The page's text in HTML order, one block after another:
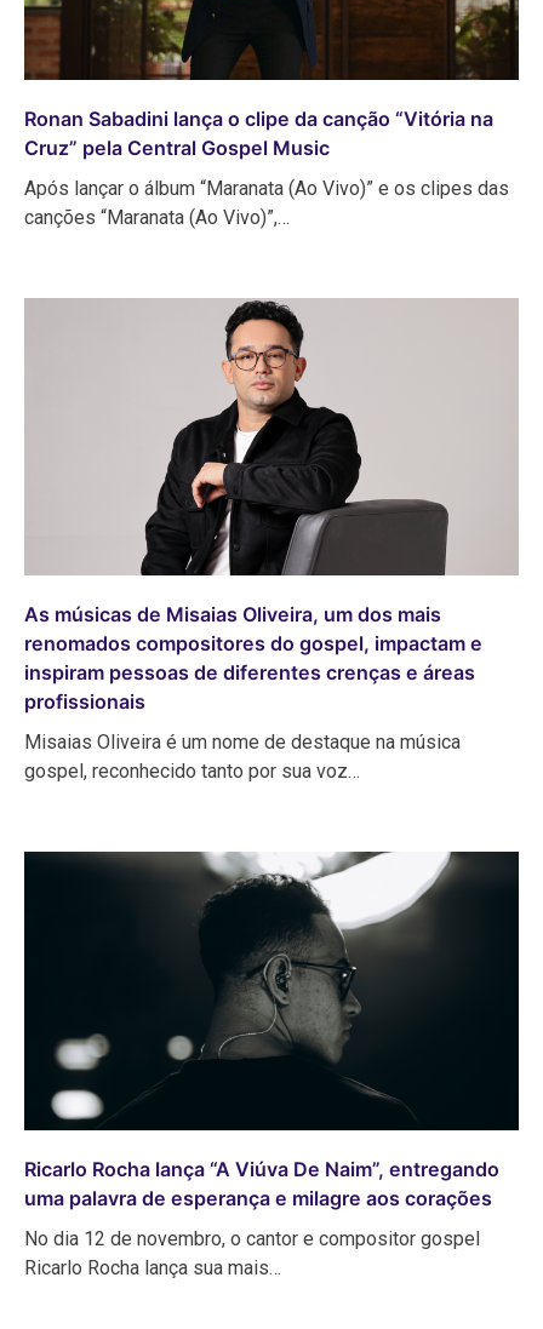
Ronan Sabadini lança o clipe da canção “Vitória na
Cruz” pela Central Gospel Music
Após lançar o álbum “Maranata (Ao Vivo)” e os clipes das
canções “Maranata (Ao Vivo)”,…
As músicas de Misaias Oliveira, um dos mais
renomados compositores do gospel, impactam e
inspiram pessoas de diferentes crenças e áreas
profissionais
Misaias Oliveira é um nome de destaque na música
gospel, reconhecido tanto por sua voz…
Ricarlo Rocha lança “A Viúva De Naim”, entregando
uma palavra de esperança e milagre aos corações
No dia 12 de novembro, o cantor e compositor gospel
Ricarlo Rocha lança sua mais…